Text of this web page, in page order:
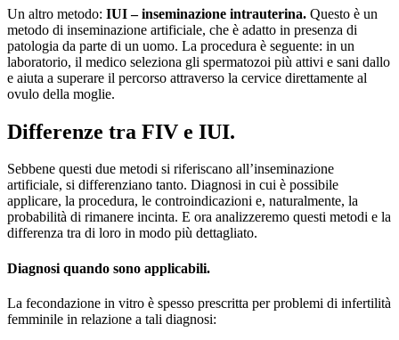
Un altro metodo: IUI – inseminazione intrauterina. Questo è un
metodo di inseminazione artificiale, che è adatto in presenza di
patologia da parte di un uomo. La procedura è seguente: in un
laboratorio, il medico seleziona gli spermatozoi più attivi e sani dallo
e aiuta a superare il percorso attraverso la cervice direttamente al
ovulo della moglie.
Differenze tra FIV e IUI.
Sebbene questi due metodi si riferiscano all’inseminazione
artificiale, si differenziano tanto. Diagnosi in cui è possibile
applicare, la procedura, le controindicazioni e, naturalmente, la
probabilità di rimanere incinta. E ora analizzeremo questi metodi e la
differenza tra di loro in modo più dettagliato.
Diagnosi quando sono applicabili.
La fecondazione in vitro è spesso prescritta per problemi di infertilità
femminile in relazione a tali diagnosi: